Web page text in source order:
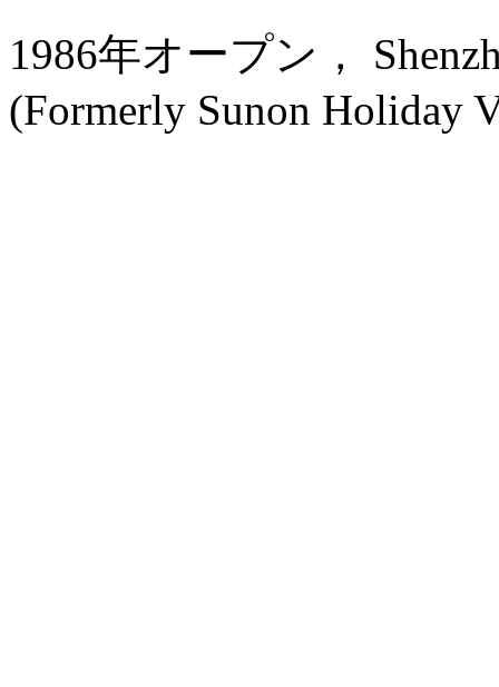
1986年オープン，
(Formerly Sunon Holiday